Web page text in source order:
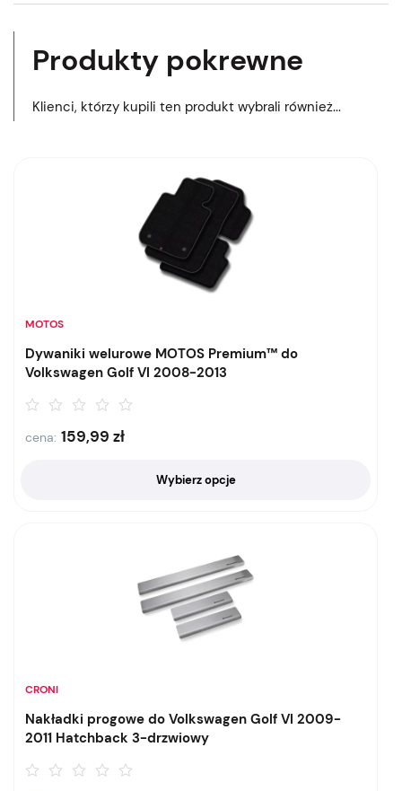
Produkty pokrewne
Klienci, którzy kupili ten produkt wybrali również...
MOTOS
Dywaniki welurowe MOTOS Premium™ do
Volkswagen Golf VI 2008-2013
cena: 159,99 zł
Wybierz opcje
CRONI
Nakładki progowe do Volkswagen Golf VI 2009-
2011 Hatchback 3-drzwiowy